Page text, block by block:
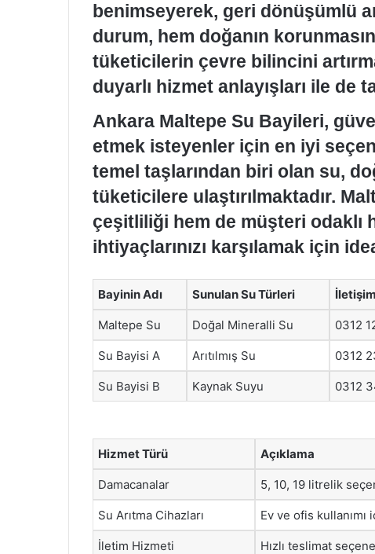
benimseyerek, geri dönüşümlü
durum, hem doğanın
tüketicilerin çevre bilincini
duyarlı hizmet anlayışları ile de
Ankara Maltepe Su Bayileri,
etmek isteyenler için en iyi
temel taşlarından biri olan su,
tüketicilere ulaştırılmaktadır.
çeşitliliği hem de müşteri odaklı
ihtiyaçlarınızı karşılamak için
Bayinin Adı Sunulan Su Türleri
Maltepe Su Doğal Mineralli Su 0312
Su Bayisi A Arıtılmış Su 0312
Su Bayisi B Kaynak Suyu 0312
Hizmet Türü Açıklama
Damacanalar 5, 10, 19 litrelik
Su Arıtma Cihazları Ev ve ofis kullanımı
İletim Hizmeti Hızlı teslimat